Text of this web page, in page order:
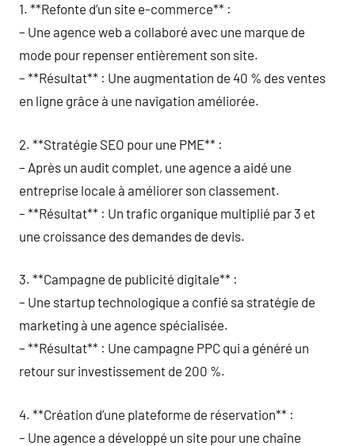
1. **Refonte d’un site e-commerce** :
– Une agence web a collaboré avec une marque de
mode pour repenser entièrement son site.
– **Résultat** : Une augmentation de 40 % des ventes
en ligne grâce à une navigation améliorée.
2. **Stratégie SEO pour une PME** :
– Après un audit complet, une agence a aidé une
entreprise locale à améliorer son classement.
– **Résultat** : Un trafic organique multiplié par 3 et
une croissance des demandes de devis.
3. **Campagne de publicité digitale** :
– Une startup technologique a confié sa stratégie de
marketing à une agence spécialisée.
– **Résultat** : Une campagne PPC qui a généré un
retour sur investissement de 200 %.
4. **Création d’une plateforme de réservation** :
– Une agence a développé un site pour une chaîne